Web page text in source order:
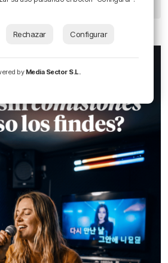
Rechazar Configurar
by Media Sector S.L.